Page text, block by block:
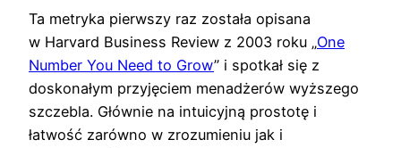
Ta metryka pierwszy raz została opisana
w Harvard Business Review z 2003 roku „One
Number You Need to Grow” i spotkał się z
doskonałym przyjęciem menadżerów wyższego
szczebla. Głównie na intuicyjną prostotę i
łatwość zarówno w zrozumieniu jak i